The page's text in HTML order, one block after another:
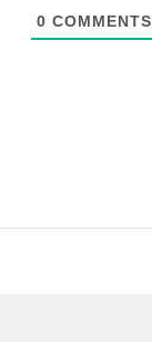
0 COMMENTS